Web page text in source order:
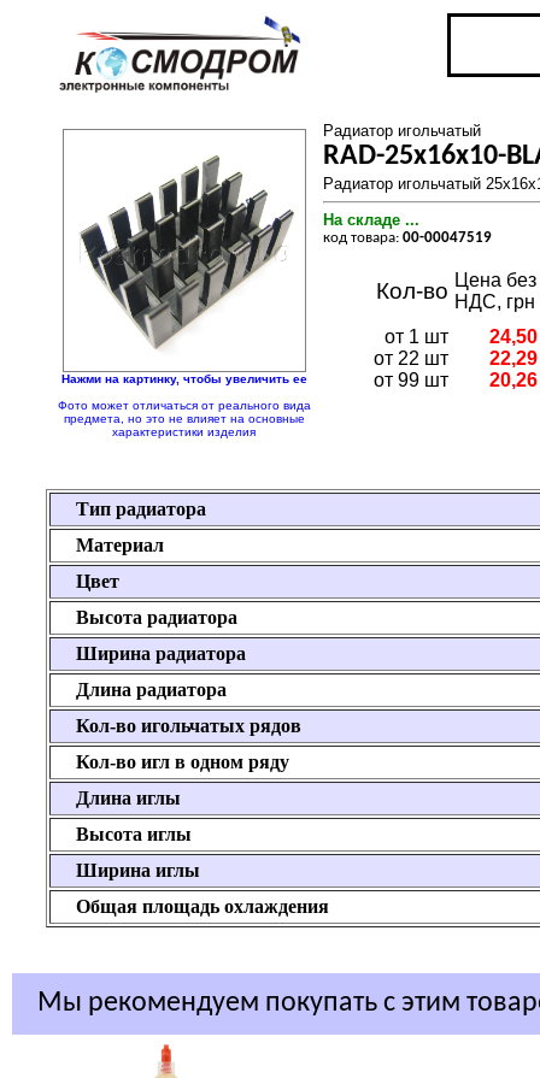
Нажми на картинку, чтобы увеличить ее
Фото может отличаться от реального вида
предмета, но это не влияет на основные
характеристики изделия
Радиатор игольчатый
RAD-25x16x10-
Радиатор игольчатый
На складе ...
код товара: 00-00047519
Кол-во Цена без
НДС, грн
от 1 шт
от 22 шт
от 99 шт
24,50
22,29
20,26
Тип радиатора
Материал
Цвет
Высота радиатора
Ширина радиатора
Длина радиатора
Кол-во игольчатых рядов
Кол-во игл в одном ряду
Длина иглы
Высота иглы
Ширина иглы
Общая площадь охлаждения
Мы рекомендуем покупать с этим